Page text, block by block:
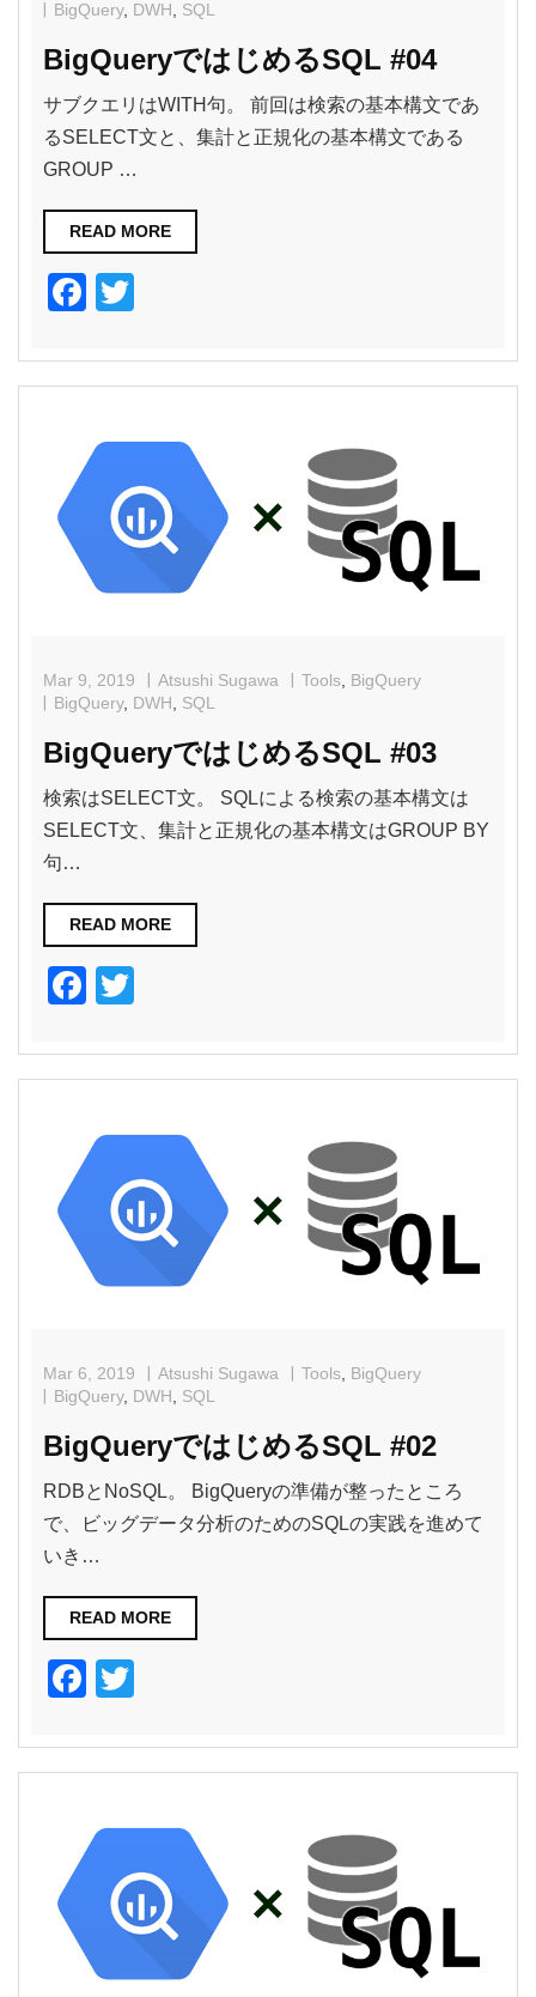
BigQuery, DWH SQL
BigQueryではじめるSQL #04
サブクエリはWITH句。 前回は検索の基本構文であ
るSELECT文と、集計と正規化の基本構文である
GROUP …
READ MORE
F
c
b
k
tt
Mar 9, 2019 Atsushi Sugawa Tools BigQuery
BigQuery, DWH SQL
BigQueryではじめるSQL #03
検索はSELECT文。 SQLによる検索の基本構文は
SELECT文、集計と正規化の基本構文はGROUP BY
句…
READ MORE
F
c
b
k
tt
Mar 6, 2019 Atsushi Sugawa Tools BigQuery
BigQuery, DWH SQL
BigQueryではじめるSQL #02
RDBとNoSQL。 BigQueryの準備が整ったところ
で、ビッグデータ分析のためのSQLの実践を進めて
いき…
READ MORE
F
c
b
k
tt